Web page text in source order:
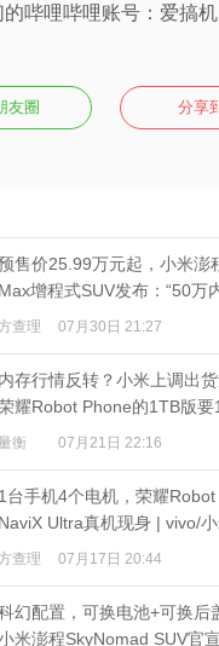
哔哩哔哩账号：爱搞机
友圈 分享
售价25.99万元起，小米澎
Max增程式SUV发布：“50万
方查理 07月30日 21:27
内存行情反转？小米上调出
耀Robot Phone的1TB版
9、REDMI Watch 6现身
衡 07月21日 22:16
1台手机4个电机，荣耀
NaviX Ultra真机现身 | vivo/
推公平内存机制
方查理 07月17日 20:44
幻配置，可换电池+可换后
米澎程SkyNomad SUV官